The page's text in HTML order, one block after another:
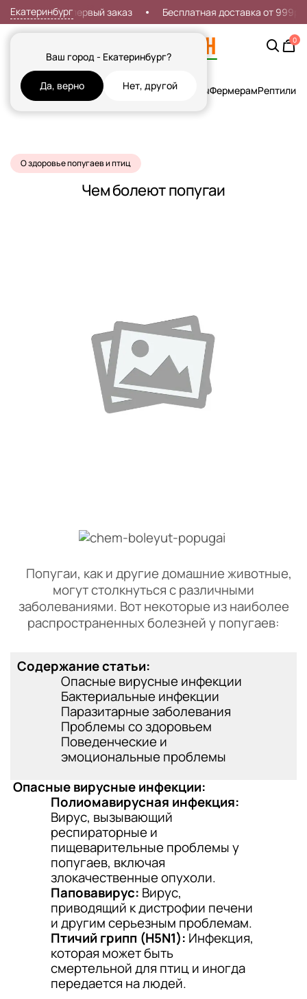
Екатеринбург
Ваш город - Екатеринбург?
Да, верно Нет, другой
Скидка 7% на первый заказ Бесплатная доставка от 999р
0
Кошки СобакиРыбы Грызуны и Хорьки ПтицыФермерамРептилии
О здоровье попугаев и птиц
Чем болеют попугаи
Попугаи, как и другие домашние животные,
могут столкнуться с различными
заболеваниями. Вот некоторые из наиболее
распространенных болезней у попугаев:
Содержание статьи:
Опасные вирусные инфекции
Бактериальные инфекции
Паразитарные заболевания
Проблемы со здоровьем
Поведенческие и
эмоциональные проблемы
Опасные вирусные инфекции:
Полиомавирусная инфекция:
Вирус, вызывающий
респираторные и
пищеварительные проблемы у
попугаев, включая
злокачественные опухоли.
Паповавирус: Вирус,
приводящий к дистрофии печени
и другим серьезным проблемам.
Птичий грипп (H5N1): Инфекция,
которая может быть
смертельной для птиц и иногда
передается на людей.